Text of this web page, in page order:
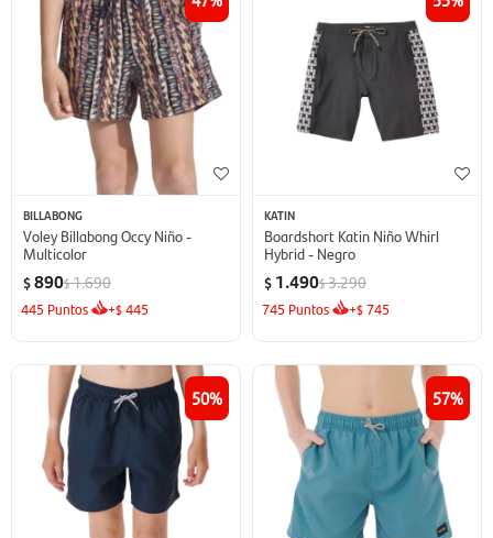
BILLABONG
Voley Billabong Occy Niño -
Multicolor
$890$1.690
445 Puntos +$445
KATIN
Boardshort Katin Niño Whirl
Hybrid - Negro
$ 1.490$3.290
745 Puntos +$745
50 57